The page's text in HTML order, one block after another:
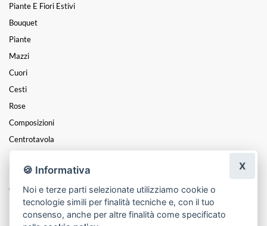
Piante E Fiori Estivi
Bouquet
Piante
Mazzi
Cuori
Cesti
Rose
Composizioni
Centrotavola
Funebre
Laurea
Coroncine
Festa Della Mamma
🍪 Informativa
Noi e terze parti selezionate utilizziamo cookie o
tecnologie simili per finalità tecniche e, con il tuo
consenso, anche per altre finalità come specificato
X